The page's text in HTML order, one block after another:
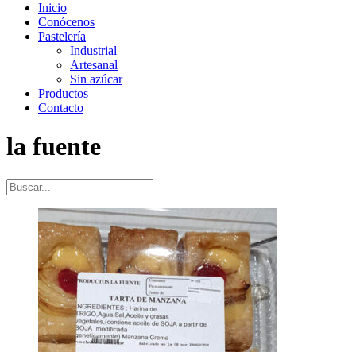
Inicio
Conócenos
Pastelería
Industrial
Artesanal
Sin azúcar
Productos
Contacto
la fuente